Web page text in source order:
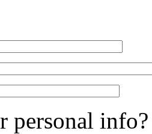
personal info?